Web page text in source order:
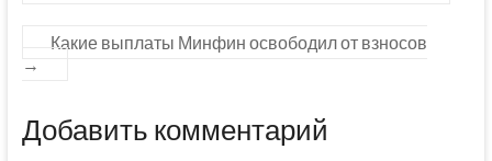
Какие выплаты Минфин освободил от взносов
→
Добавить комментарий